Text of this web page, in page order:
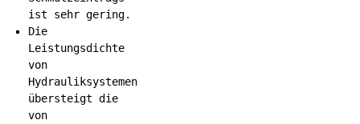
ist sehr gering.
Die
Leistungsdichte
von
Hydrauliksystemen
übersteigt die
von